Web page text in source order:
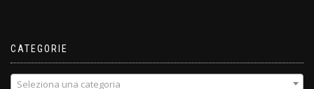
CATEGORIE
Seleziona una categoria